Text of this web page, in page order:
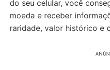
do seu celular, você
moeda e receber
raridade, valor histórico e